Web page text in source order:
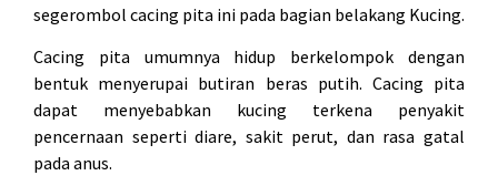
segerombol cacing pita ini pada bagian belakang Kucing.
Cacing pita umumnya hidup berkelompok dengan
bentuk menyerupai butiran beras putih. Cacing pita
dapat menyebabkan kucing terkena penyakit
pencernaan seperti diare, sakit perut, dan rasa gatal
pada anus.